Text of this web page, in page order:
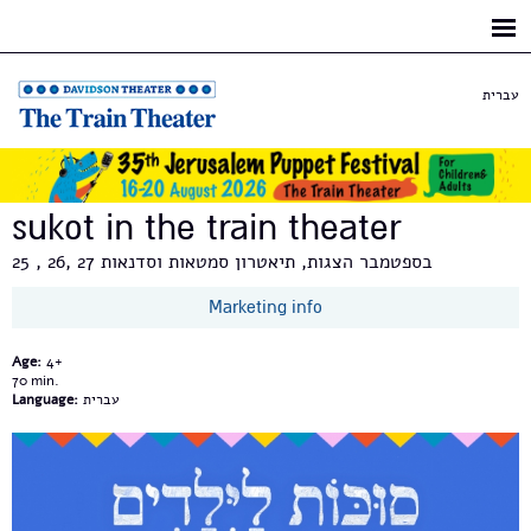
עברית
sukot in the train theater
25 , 26, 27 בספטמבר הצגות, תיאטרון סמטאות וסדנאות
Marketing info
Age: 4+
70
Language: עברית